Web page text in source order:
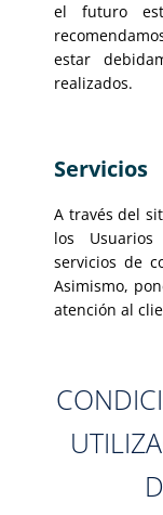
el futuro
estar
realizados.
Servicios
A través del
los
servicios de
Asimismo,
atención al